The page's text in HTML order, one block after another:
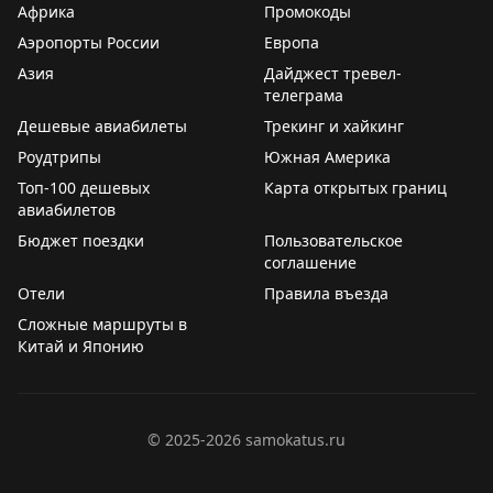
particulièrement le jazz sénégalais et souhaite accueillir
des musiciens sénégalais dans le cadre de festivals de
jazz organisés en Russie.
Par ailleurs, le Centre de Diplomatie Publique et le
Groupe de vision stratégique ont proposé d’organiser
une exposition de
chamaïls tatars, qui sera présentée
dans le cadre de la XVIᵉ Biennale d’art contemporain
africain Dak’Art, prévue en novembre–décembre 2026.
Африка
Промокоды
Аэропорты России
Европа
Азия
Дайджест тревел-
телеграма
Дешевые авиабилеты
Трекинг и хайкинг
Роудтрипы
Южная Америка
Топ-100 дешевых
авиабилетов
Карта открытых границ
Бюджет поездки
Пользовательское
соглашение
Отели
Правила въезда
Сложные маршруты в
Китай и Японию
© 2025-2026 samokatus.ru